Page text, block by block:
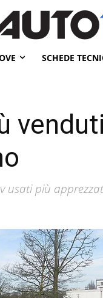
SCHEDE
usati più